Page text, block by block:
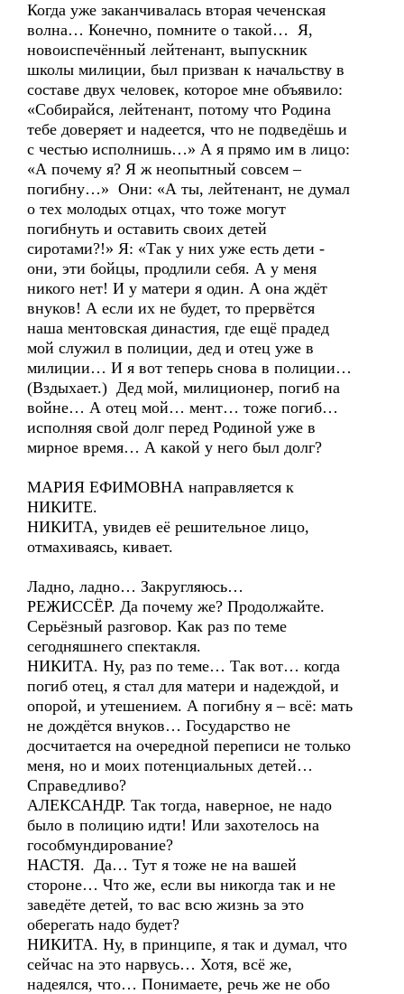
Когда уже заканчивалась вторая чеченская
волна… Конечно, помните о такой… Я,
новоиспечённый лейтенант, выпускник
школы милиции, был призван к начальству в
составе двух человек, которое мне объявило:
«Собирайся, лейтенант, потому что Родина
тебе доверяет и надеется, что не подведёшь и
с честью исполнишь…» А я прямо им в лицо:
«А почему я? Я ж неопытный совсем –
погибну…» Они: «А ты, лейтенант, не думал
о тех молодых отцах, что тоже могут
погибнуть и оставить своих детей
сиротами?!» Я: «Так у них уже есть дети -
они, эти бойцы, продлили себя. А у меня
никого нет! И у матери я один. А она ждёт
внуков! А если их не будет, то прервётся
наша ментовская династия, где ещё прадед
мой служил в полиции, дед и отец уже в
милиции… И я вот теперь снова в полиции…
(Вздыхает.) Дед мой, милиционер, погиб на
войне… А отец мой… мент… тоже погиб…
исполняя свой долг перед Родиной уже в
мирное время… А какой у него был долг?
МАРИЯ ЕФИМОВНА направляется к
НИКИТЕ.
НИКИТА, увидев её решительное лицо,
отмахиваясь, кивает.
Ладно, ладно… Закругляюсь…
РЕЖИССЁР. Да почему же? Продолжайте.
Серьёзный разговор. Как раз по теме
сегодняшнего спектакля.
НИКИТА. Ну, раз по теме… Так вот… когда
погиб отец, я стал для матери и надеждой, и
опорой, и утешением. А погибну я – всё: мать
не дождётся внуков… Государство не
досчитается на очередной переписи не только
меня, но и моих потенциальных детей…
Справедливо?
АЛЕКСАНДР. Так тогда, наверное, не надо
было в полицию идти! Или захотелось на
гособмундирование?
НАСТЯ. Да… Тут я тоже не на вашей
стороне… Что же, если вы никогда так и не
заведёте детей, то вас всю жизнь за это
оберегать надо будет?
НИКИТА. Ну, в принципе, я так и думал, что
сейчас на это нарвусь… Хотя, всё же,
надеялся, что… Понимаете, речь же не обо